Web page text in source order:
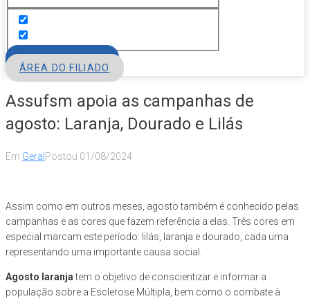
ÁREA DO FILIADO
Assufsm apoia as campanhas de
agosto: Laranja, Dourado e Lilás
Em Geral Postou 01/08/2024
Assim como em outros meses, agosto também é conhecido pelas
campanhas e as cores que fazem referência a elas. Três cores em
especial marcam este período: lilás, laranja e dourado, cada uma
representando uma importante causa social.
Agosto laranjatem o objetivo de conscientizar e informar a
população sobre a Esclerose Múltipla, bem como o combate à